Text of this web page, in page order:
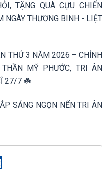
TẶNG QUÀ CỰU CHIẾN
THƯƠNG BINH - LIỆT
THỨ 3 NĂM 2026 – CHỈNH
MỸ PHƯỚC, TRI ÂN
27/7 ☘️
SÁNG NGỌN NẾN TRI ÂN